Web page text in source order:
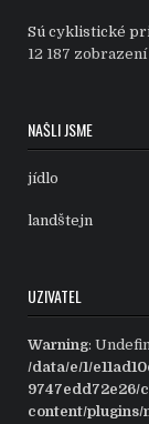
Sú cyklistické
12 187 zobrazení
NAŠLI JSME
jídlo
landštejn
UZIVATEL
Warning:
/data/e/1/
content/